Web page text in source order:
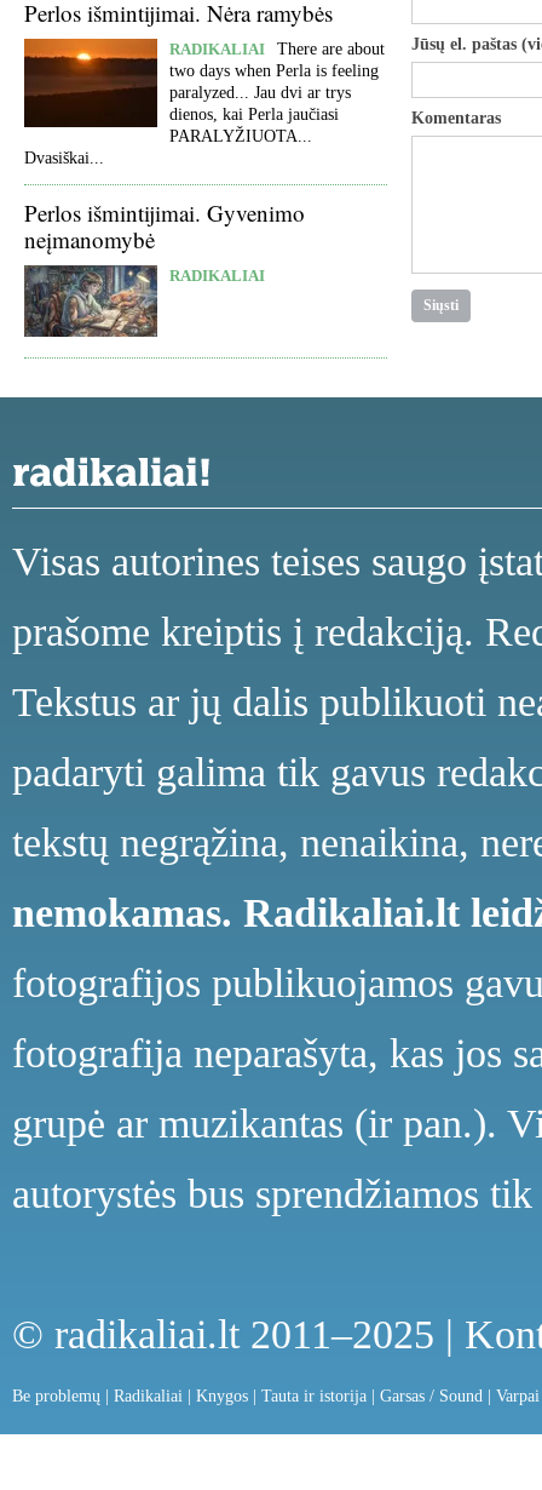
Perlos išmintijimai. Nėra ramybės
RADIKALIAI
There are about
two days when Perla is feeling
paralyzed... Jau dvi ar trys
dienos, kai Perla jaučiasi
PARALYŽIUOTA...
Dvasiškai...
Perlos išmintijimai. Gyvenimo
neįmanomybė
RADIKALIAI
Jūsų el. paštas
Komentaras
Visas autorines teises saugo
prašome kreiptis į redakciją.
Tekstus ar jų dalis publikuoti
padaryti galima tik gavus
tekstų negrąžina, nenaikina,
nemokamas. Radikaliai.lt
fotografijos publikuojamos
fotografija neparašyta, kas jos
grupė ar muzikantas (ir pan.).
autorystės bus sprendžiamos
© radikaliai.lt 2011–2025 |
Be problemų Radikaliai Knygos Tauta ir istorija Garsas / Sound Varpai